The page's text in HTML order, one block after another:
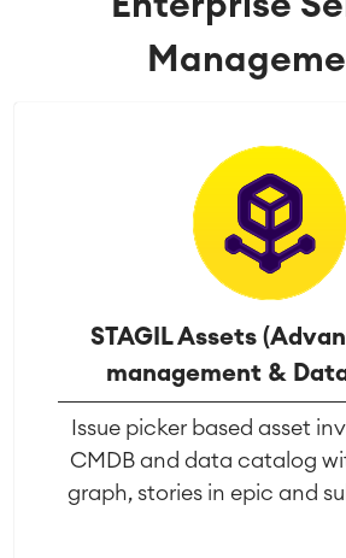
STAGIL Assets
management &
Issue picker based asset
CMDB and data catalog
graph, stories in epic and